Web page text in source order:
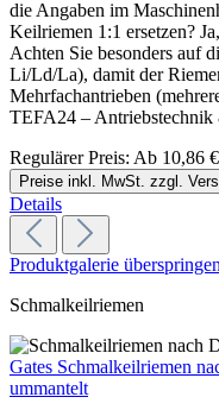
die Angaben im
Keilriemen 1:1 ersetzen?
Achten Sie besonders auf
Li/Ld/La), damit der
Mehrfachantrieben
TEFA24 – Antriebstechnik
Regulärer Preis: Ab 10,86 €
Preise inkl. MwSt. zzgl.
Details
Produktgalerie überspringen
Schmalkeilriemen
Gates Schmalkeilriemen
ummantelt